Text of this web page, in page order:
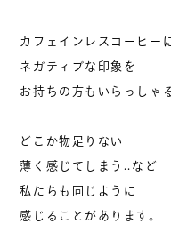
カフェインレスコーヒー
ネガティブな印象を
お持ちの方もいらっしゃ
どこか物足りない
薄く感じてしまう..など
私たちも同じように
感じることがあります。